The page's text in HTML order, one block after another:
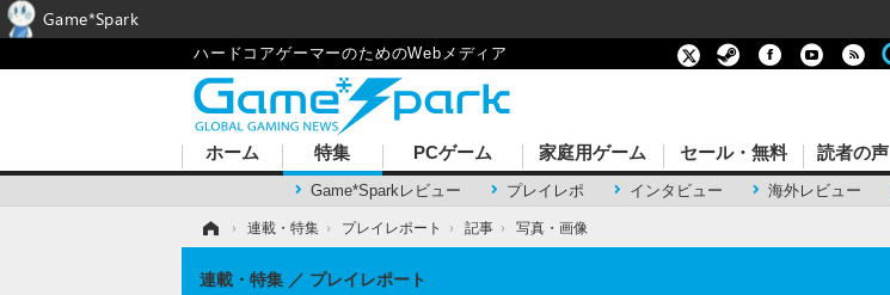
ハードコアゲーマーのためのWebメディア
ホーム 特集
Game*Sparkレビュー プレイレポ インタビュー 海外レビュー
PCゲーム 家庭用ゲーム セール・無料 読者の声
› 連載・特集 › プレイレポート › 記事 › 写真・画像
連載・特集 プレイレポート
Game*Spark